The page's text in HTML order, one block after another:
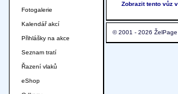
Zobrazit tento vůz
© 2001 - 2026 ŽelPage
Fotogalerie
Kalendář akcí
Přihlášky na akce
Seznam tratí
Řazení vlaků
eShop